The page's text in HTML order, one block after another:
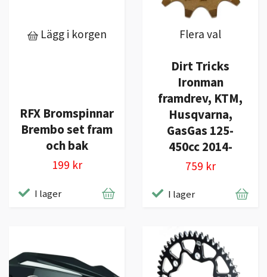
Lägg i korgen
RFX Bromspinnar
Brembo set fram
och bak
199 kr
I lager
Flera val
Dirt Tricks
Ironman
framdrev, KTM,
Husqvarna,
GasGas 125-
450cc 2014-
759 kr
I lager